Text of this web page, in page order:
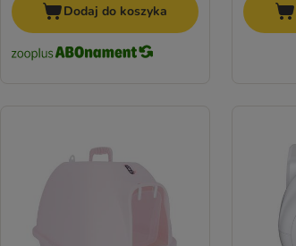
Dodaj do koszyka